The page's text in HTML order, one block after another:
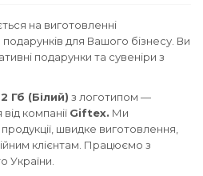
на виготовленні
подарунків для Вашого бізнесу. Ви
подарунки та сувеніри з
Гб (Білий) з логотипом —
компанії Giftex. Ми
швидке виготовлення,
клієнтам. Працюємо з
України.